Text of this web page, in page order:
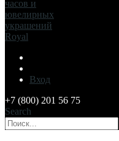
Вход
+7 (800) 201 56 75
Search